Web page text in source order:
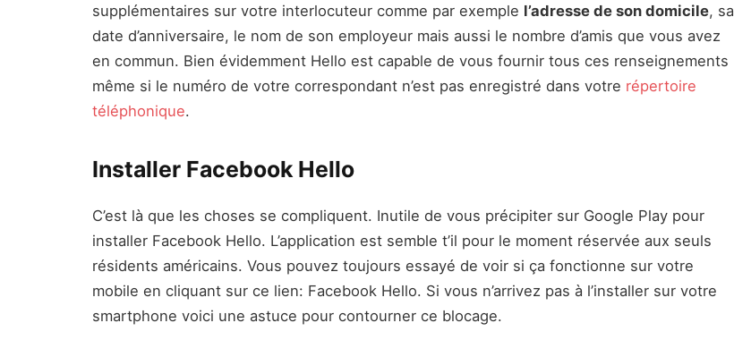
supplémentaires sur votre interlocuteur comme par exemple l’adresse de son domicile, sa
date d’anniversaire, le nom de son employeur mais aussi le nombre d’amis que vous avez
en commun. Bien évidemment Hello est capable de vous fournir tous ces renseignements
même si le numéro de votre correspondant n’est pas enregistré dans votre répertoire
téléphonique.
Installer Facebook Hello
C’est là que les choses se compliquent. Inutile de vous précipiter sur Google Play pour
installer Facebook Hello. L’application est semble t’il pour le moment réservée aux seuls
résidents américains. Vous pouvez toujours essayé de voir si ça fonctionne sur votre
mobile en cliquant sur ce lien: Facebook Hello. Si vous n’arrivez pas à l’installer sur votre
smartphone voici une astuce pour contourner ce blocage.